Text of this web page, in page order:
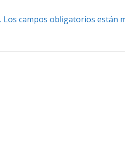
Los campos obligatorios están